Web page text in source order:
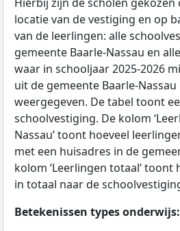
locatie van de vestiging en op
van de leerlingen: alle
gemeente Baarle-Nassau en
waar in schooljaar 2025-2026
uit de gemeente Baarle-
weergegeven. De tabel toont
schoolvestiging. De kolom
Nassau’ toont hoeveel
met een huisadres in de
kolom ‘Leerlingen totaal’
in totaal naar de
Betekenissen types onderwijs: